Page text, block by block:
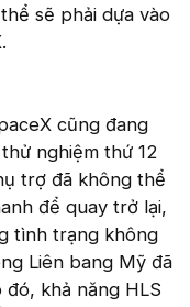
sẽ phải dựa vào
cũng đang
nghiệm thứ 12
trợ đã không thể
để quay trở lại,
tình trạng không
Liên bang Mỹ đã
khả năng HLS